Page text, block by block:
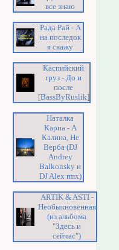
все знаю
Рада Рай - А
на последок
я скажу
Каспийский
груз - До и
после
[BassByRuslik]
Наталка
Карпа - А
Калина, Не
Верба (DJ
Andrey
Balkonsky и
DJ Alex rmx)
ARTIK & ASTI -
Необыкновенная
(из альбома
"Здесь и
сейчас")